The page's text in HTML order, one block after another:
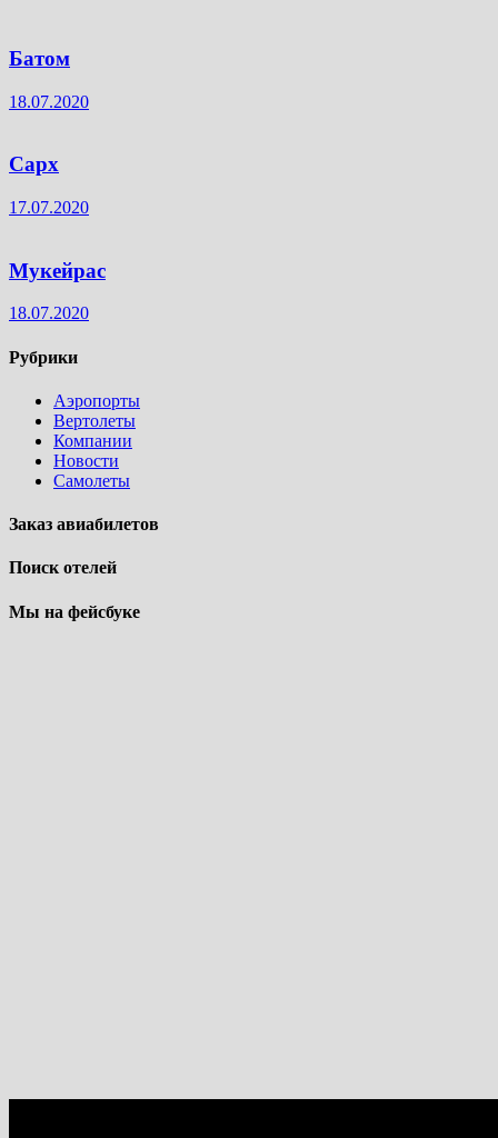
Батом
18.07.2020
Сарх
17.07.2020
Мукейрас
18.07.2020
Рубрики
Аэропорты
Вертолеты
Компании
Новости
Самолеты
Заказ авиабилетов
Поиск отелей
Мы на фейсбуке